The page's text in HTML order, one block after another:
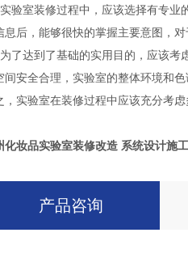
验室装修过程中，应该选择有专业
息后，能够很快的掌握主要意图，
了达到了基础的实用目的，应该考
间安全合理，实验室的整体环境和
，实验室在装修过程中应该充分考
化妆品实验室装修改造 系统设计施工
产品咨询